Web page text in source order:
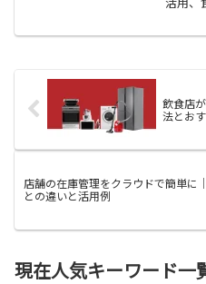
品によ
飲食店
法とお
店舗の在庫管理をクラウドで簡単に
との違いと活用例
現在人気キーワード一